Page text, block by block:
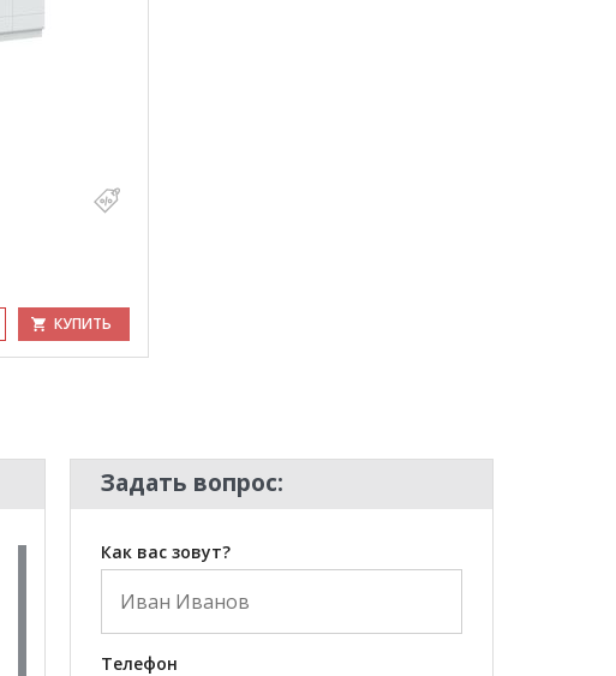
КУПИТЬ
Задать вопрос:
Как вас зовут?
Телефон